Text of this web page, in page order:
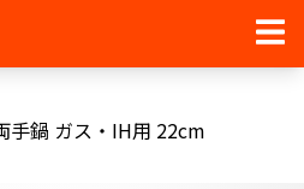
手鍋 ガス・IH用 22cm